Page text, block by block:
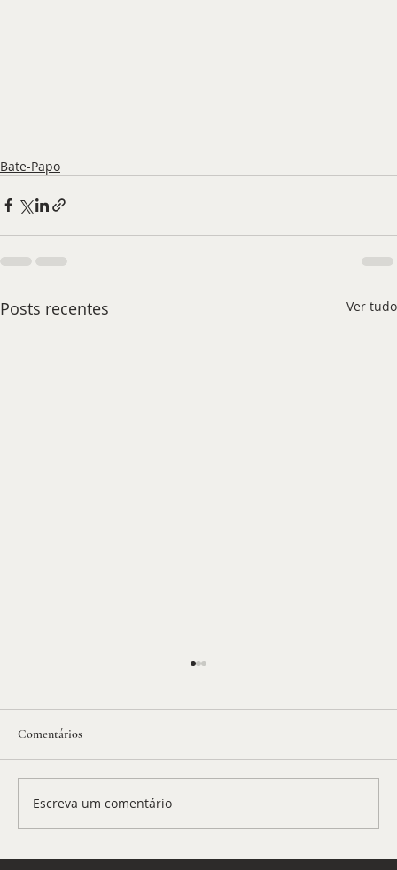
Bate-Papo
Posts recentes Ver tudo
Comentários
Escreva um comentário